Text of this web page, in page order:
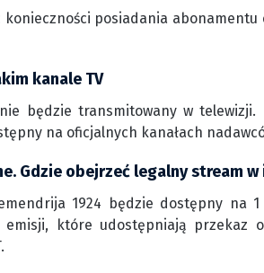
konieczności posiadania
kanale TV
będzie transmitowany w
na oficjalnych kanałach
Gdzie obejrzeć legalny stream
1924 będzie dostępny na
które udostępniają przekaz